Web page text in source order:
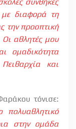
διαφορά τη
την προοπτική
Οι αθλητές μου
ομαδικότητα
και
τόνισε:
πολυαθλητικό
στην ομάδα